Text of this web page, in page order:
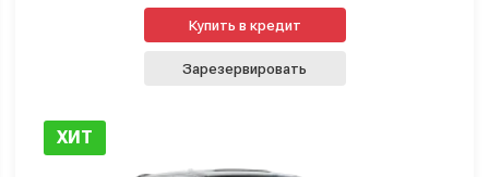
Купить в кредит
Зарезервировать
ХИТ